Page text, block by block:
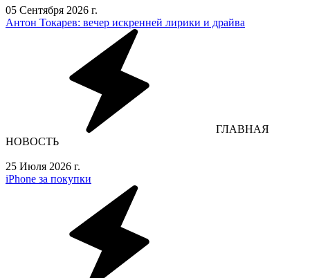
05 Сентября 2026 г.
Антон Токарев: вечер искренней лирики и драйва
ГЛАВНАЯ
НОВОСТЬ
25 Июля 2026 г.
iPhone за покупки